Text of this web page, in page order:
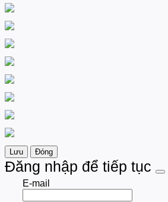
Lưu Đóng
Đăng nhập để tiếp tục
E-mail